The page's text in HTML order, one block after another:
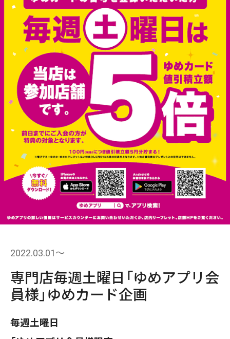
2022.03.01〜
専門店毎週土曜日「ゆめアプリ会
員様」ゆめカード企画
毎週土曜日